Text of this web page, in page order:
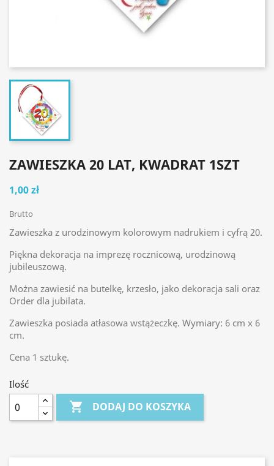
ZAWIESZKA 20 LAT, KWADRAT 1SZT
1,00 zł
Brutto
Zawieszka z urodzinowym kolorowym nadrukiem i cyfrą 20.
Piękna dekoracja na imprezę rocznicową, urodzinową
jubileuszową.
Można zawiesić na butelkę, krzesło, jako dekoracja sali oraz
Order dla jubilata.
Zawieszka posiada atłasowa wstążeczkę. Wymiary: 6 cm x 6
cm.
Cena 1 sztukę.
Ilość
 DODAJ DO KOSZYKA